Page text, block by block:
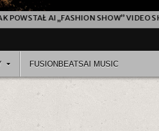
AI „FASHION SHOW” VIDEO
FUSIONBEATSAI MUSIC